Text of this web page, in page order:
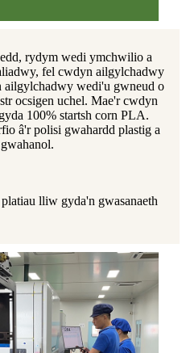
rydym wedi ymchwilio a
fel cwdyn ailgylchadwy
ailgylchadwy wedi'u gwneud o
ocsigen uchel. Mae'r cwdyn
100% startsh corn PLA.
â'r polisi gwahardd plastig a
lliw gyda'n gwasanaeth